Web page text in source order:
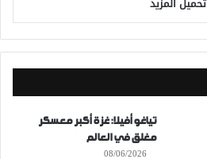
تياغو أفيلا: غزة أكبر معسكر
مغلق في العالم
08/06/2026